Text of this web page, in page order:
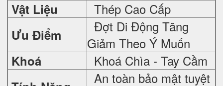
Vật Liệu Thép Cao Cấp
Ưu Điểm
Đợt Di Động Tăng
Giảm Theo Ý Muốn
Khoá Khoá Chìa - Tay Cầm
An toàn bảo mật tuyệt